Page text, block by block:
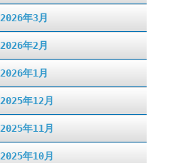
2026年3月
2026年2月
2026年1月
2025年12月
2025年11月
2025年10月